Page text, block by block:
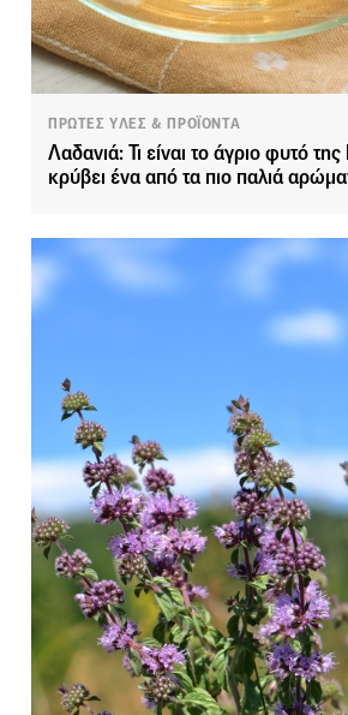
ΠΡΩΤΕΣ ΥΛΕΣ & ΠΡΟΪΟΝΤΑ
Λαδανιά: Τι είναι το άγριο φυτό
κρύβει ένα από τα πιο παλιά